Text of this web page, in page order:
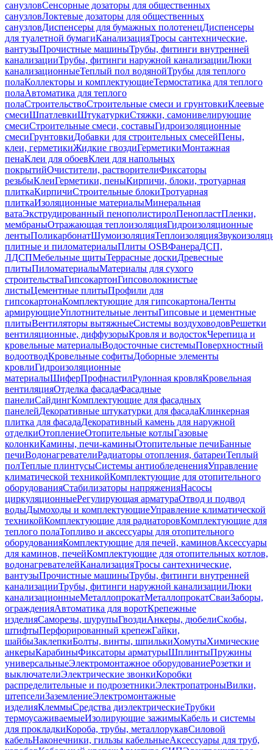
санузловСенсорные дозаторы для общественных
санузловЛоктевые дозаторы для общественных
санузловДиспенсеры для бумажных полотенецДиспенсеры
для туалетной бумагиКанализацияТросы сантехнические,
вантузыПрочистные машиныТрубы, фитинги внутренней
канализацииТрубы, фитинги наружной канализацииЛюки
канализационныеТеплый пол водянойТрубы для теплого
полаКоллекторы и комплектующиеТермостатика для теплого
полаАвтоматика для теплого
полаСтроительствоСтроительные смеси и грунтовкиКлеевые
смесиШпатлевкиШтукатуркиСтяжки, самонивелирующие
смесиСтроительные смеси, составыГидроизоляционные
смесиГрунтовкиДобавки для строительных смесейПены,
клеи, герметикиЖидкие гвоздиГерметикиМонтажная
пенаКлеи для обоевКлеи для напольных
покрытийОчистители, растворителиФиксаторы
резьбыКлеиГерметики, пеныКирпичи, блоки, тротуарная
плиткаКирпичиСтроительные блокиТротуарная
плиткаИзоляционные материалыМинеральная
ватаЭкструдированный пенополистиролПенопластПленки,
мембраныОтражающая теплоизоляцияГидроизоляционные
лентыПоликарбонатШумоизоляцияТеплоизоляция
плитные и пиломатериалыПлиты OSBФанераДСП,
ЛДСПМебельные щитыТеррасные доскиДревесные
плитыПиломатериалыМатериалы для сухого
строительстваГипсокартонГипсоволокнистые
листыЦементные плитыПрофили для
гипсокартонаКомплектующие для гипсокартонаЛенты
армирующиеУплотнительные лентыГипсовые и цементные
плитыВентиляторы вытяжныеСистемы воздуховодовРешетки
вентиляционные, диффузорыКровля и водостокЧерепица и
кровельные материалыВодосточные системыПоверхностный
водоотводКровельные софитыДоборные элементы
кровлиГидроизоляционные
материалыШиферПрофнастилРулонная кровляКровельная
вентиляцияОтделка фасадаФасадные
панелиСайдингКомплектующие для фасадных
панелейДекоративные штукатурки для фасадаКлинкерная
плитка для фасадаДекоративный камень для наружной
отделкиОтоплениеОтопительные котлыГазовые
колонкиКамины, печи-каминыОтопительные печиБанные
печиВодонагревателиРадиаторы отопления, батареиТеплый
полТеплые плинтусыСистемы антиобледененияУправление
климатической техникойКомплектующие для отопительного
оборудованияСтабилизаторы напряженияНасосы
циркуляционныеРегулирующая арматураОтвод и подвод
водыДымоходы и комплектующиеУправление климатической
техникойКомплектующие для радиаторовКомплектующие для
теплого полаТопливо и аксессуары для отопительного
оборудованияКомплектующие для печей, каминовАксессуары
для каминов, печейКомплектующие для отопительных котлов,
водонагревателейКанализацияТросы сантехнические,
вантузыПрочистные машиныТрубы, фитинги внутренней
канализацииТрубы, фитинги наружной канализацииЛюки
канализационныеМеталлопрокатМеталлопрокатСваиЗаборы,
огражденияАвтоматика для воротКрепежные
изделияСаморезы, шурупыГвоздиАнкеры, дюбелиСкобы,
штифтыПерфорированный крепежГайки,
шайбыЗаклепкиБолты, винты, шпилькиХомутыХимические
анкерыКарабиныФиксаторы арматурыШплинтыПружины
универсальныеЭлектромонтажное оборудованиеРозетки и
выключателиЭлектрические звонкиКоробки
распределительные и подрозетникиЭлектропатроныВилки,
штепселиЗаземлениеЭлектромонтажные
изделияКлеммыСредства диэлектрическиеТрубки
термоусаживаемыеИзолирующие зажимыКабель и системы
для прокладкиКороба, трубы, металлорукавСиловой
кабельНаконечники, гильзы кабельныеАксессуары для труб,